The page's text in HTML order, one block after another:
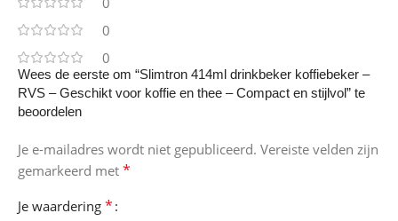
0
0
Wees de eerste om “Slimtron 414ml drinkbeker koffiebeker –
RVS – Geschikt voor koffie en thee – Compact en stijlvol” te
beoordelen
Je e-mailadres wordt niet gepubliceerd. Vereiste velden zijn
gemarkeerd met *
Je waardering *